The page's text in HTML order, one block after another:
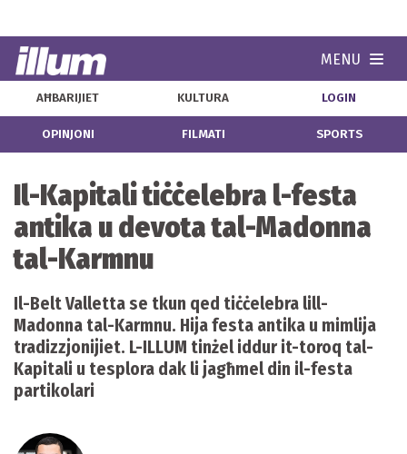
MENU
AĦBARIJIET KULTURA LOGIN
OPINJONI FILMATI SPORTS
Il-Kapitali tiċċelebra l-festa
antika u devota tal-Madonna
tal-Karmnu
Il-Belt Valletta se tkun qed tiċċelebra lill-
Madonna tal-Karmnu. Hija festa antika u mimlija
tradizzjonijiet. L-ILLUM tinżel iddur it-toroq tal-
Kapitali u tesplora dak li jagħmel din il-festa
partikolari